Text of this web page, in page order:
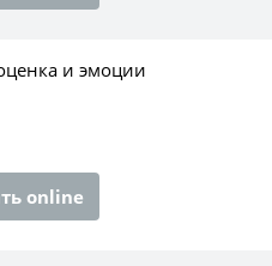
и эмоции
online